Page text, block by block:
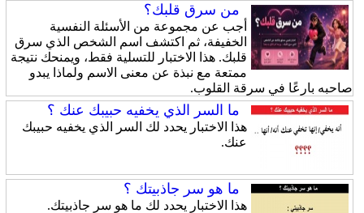
من سرق قلبك؟
أجب عن مجموعة من الأسئلة النفسية
الخفيفة، ثم اكتشف اسم الشخص الذي سرق
قلبك. هذا الاختبار للتسلية فقط، ويمنحك نتيجة
ممتعة مع نبذة عن معنى الاسم ولماذا يبدو
صاحبه بارعًا في سرقة القلوب.
ما السر الذي يخفيه حبيبك عنك ؟
هذا الاختبار يحدد لك السر الذي يخفيه حبيبك
عنك.
ما هو سر جاذبيتك ؟
هذا الاختبار يحدد لك ما هو سر جاذبيتك.